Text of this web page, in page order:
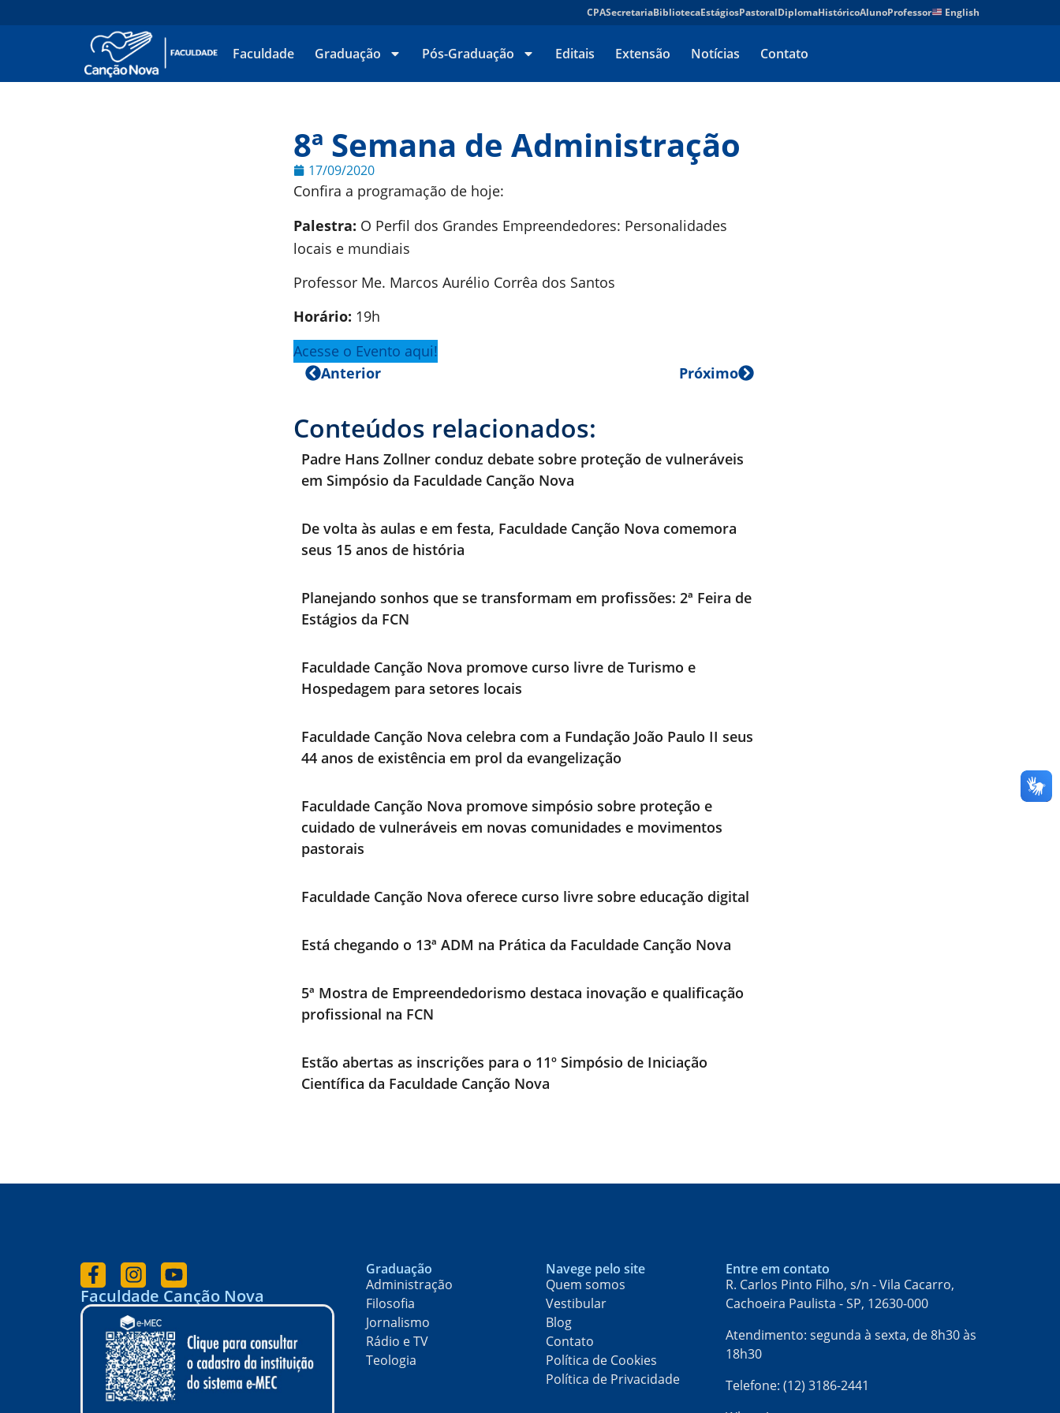
CPASecretariaBibliotecaEstágiosPastoralDiplomaHistóricoAlunoProfessor English
Faculdade Graduação Pós-Graduação Editais Extensão Notícias Contato
8ª Semana de Administração
17/09/2020
Confira a programação de hoje:
Palestra: O Perfil dos Grandes Empreendedores: Personalidades
locais e mundiais
Professor Me. Marcos Aurélio Corrêa dos Santos
Horário: 19h
Acesse o Evento aqui!
Anterior
Próximo
Conteúdos relacionados:
Padre Hans Zollner conduz debate sobre proteção de vulneráveis
em Simpósio da Faculdade Canção Nova
De volta às aulas e em festa, Faculdade Canção Nova comemora
seus 15 anos de história
Planejando sonhos que se transformam em profissões: 2ª Feira de
Estágios da FCN
Faculdade Canção Nova promove curso livre de Turismo e
Hospedagem para setores locais
Faculdade Canção Nova celebra com a Fundação João Paulo II seus
44 anos de existência em prol da evangelização
Faculdade Canção Nova promove simpósio sobre proteção e
cuidado de vulneráveis em novas comunidades e movimentos
pastorais
Faculdade Canção Nova oferece curso livre sobre educação digital
Está chegando o 13ª ADM na Prática da Faculdade Canção Nova
5ª Mostra de Empreendedorismo destaca inovação e qualificação
profissional na FCN
Estão abertas as inscrições para o 11º Simpósio de Iniciação
Científica da Faculdade Canção Nova
Faculdade Canção Nova
Graduação
Administração
Filosofia
Jornalismo
Rádio e TV
Teologia
Navege pelo site
Quem somos
Vestibular
Blog
Contato
Política de Cookies
Política de Privacidade
Entre em contato
R. Carlos Pinto Filho, s/n - Vila Cacarro,
Cachoeira Paulista - SP, 12630-000​
Atendimento: segunda à sexta, de 8h30 às
18h30
Telefone: (12) 3186-2441